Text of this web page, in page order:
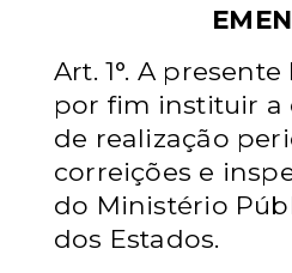
Art. 1°. A
por fim instituir
de realização
correições e
do Ministério
dos Estados.